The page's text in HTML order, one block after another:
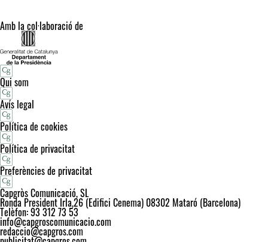
Amb la col·laboració de
Qui som
Avís legal
Política de cookies
Política de privacitat
Preferències de privacitat
Capgròs Comunicació, SL
Ronda President Irla,26 (Edifici Cenema) 08302 Mataró (Barcelona)
Telèfon: 93 312 73 53
info@capgroscomunicacio.com
redaccio@capgros.com